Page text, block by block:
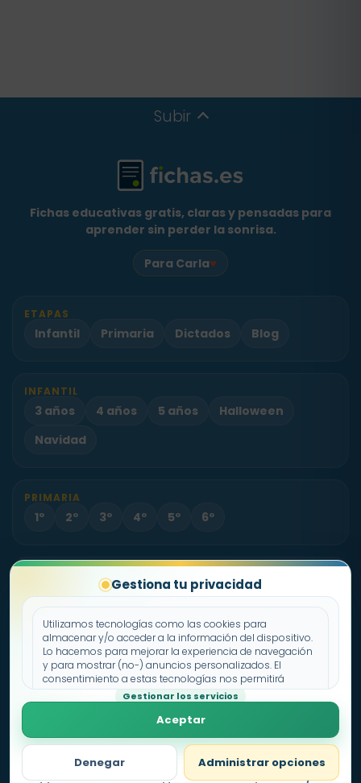
Gestiona tu privacidad
Utilizamos tecnologías como las cookies para
almacenar y/o acceder a la información del dispositivo.
Lo hacemos para mejorar la experiencia de navegación
y para mostrar (no-) anuncios personalizados. El
consentimiento a estas tecnologías nos permitirá
procesar datos como el comportamiento de
navegación o los ID's únicos en este sitio. No consentir o
retirar el consentimiento, puede afectar negativamente a
Gestionar los servicios
Aceptar
Denegar Administrar opciones
Subir
Fichas educativas gratis, claras y pensadas para
aprender sin perder la sonrisa.
Para Carla♥
ETAPAS
Infantil Primaria Dictados Blog
INFANTIL
3 años 4 años 5 años
Halloween
Navidad
PRIMARIA
1º 2º 3º 4º 5º 6º
Sobre Fichas.es Contacto
Política de cookies
Declaración de privacidad
Aviso legal